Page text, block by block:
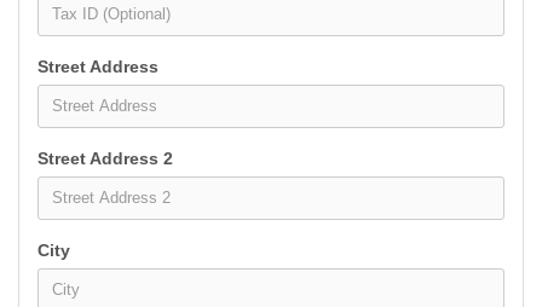
Street Address
Street Address 2
City